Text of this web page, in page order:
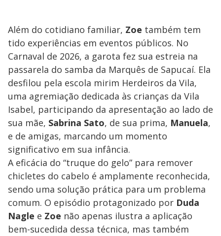
Além do cotidiano familiar, Zoe também tem
tido experiências em eventos públicos. No
Carnaval de 2026, a garota fez sua estreia na
passarela do samba da Marquês de Sapucaí. Ela
desfilou pela escola mirim Herdeiros da Vila,
uma agremiação dedicada às crianças da Vila
Isabel, participando da apresentação ao lado de
sua mãe, Sabrina Sato, de sua prima, Manuela,
e de amigas, marcando um momento
significativo em sua infância.
A eficácia do “truque do gelo” para remover
chicletes do cabelo é amplamente reconhecida,
sendo uma solução prática para um problema
comum. O episódio protagonizado por Duda
Nagle e Zoe não apenas ilustra a aplicação
bem-sucedida dessa técnica, mas também